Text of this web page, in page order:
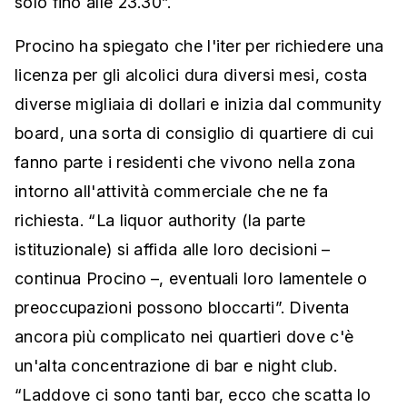
Procino ha spiegato che l'iter per richiedere una
licenza per gli alcolici dura diversi mesi, costa
diverse migliaia di dollari e inizia dal community
board, una sorta di consiglio di quartiere di cui
fanno parte i residenti che vivono nella zona
intorno all'attività commerciale che ne fa
richiesta. “La liquor authority (la parte
istituzionale) si affida alle loro decisioni –
continua Procino –, eventuali loro lamentele o
preoccupazioni possono bloccarti”. Diventa
ancora più complicato nei quartieri dove c'è
un'alta concentrazione di bar e night club.
“Laddove ci sono tanti bar, ecco che scatta lo